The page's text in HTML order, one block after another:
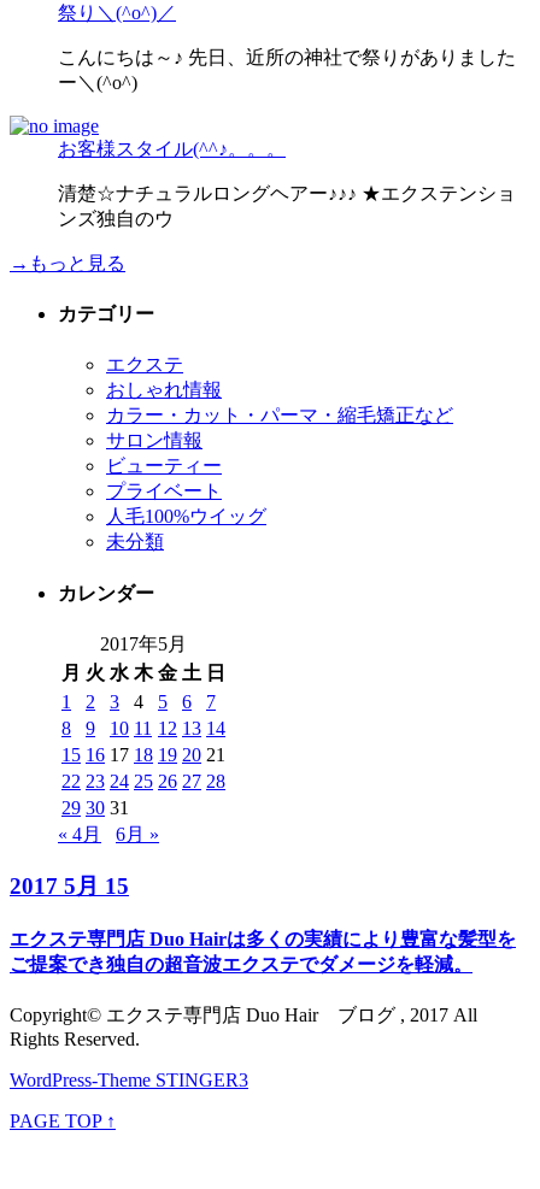
祭り＼(^o^)／
こんにちは～♪ 先日、近所の神社で祭りがありました
ー＼(^o^)
お客様スタイル(^^♪。。。
清楚☆ナチュラルロングヘアー♪♪♪ ★エクステンショ
ンズ独自のウ
→もっと見る
カテゴリー
エクステ
おしゃれ情報
カラー・カット・パーマ・縮毛矯正など
サロン情報
ビューティー
プライベート
人毛100%ウイッグ
未分類
カレンダー
2017年5月
月 火 水 木 金 土 日
1
2 3 4 5 6
7
8
9 10 11 12 13 14
15 16 17 18 19 20 21
22 23 24 25 26 27 28
29 30 31
« 4月
6月 »
2017 5月 15
エクステ専門店 Duo Hairは多くの実績により豊富な髪型を
ご提案でき独自の超音波エクステでダメージを軽減。
Copyright© エクステ専門店 Duo Hair ブログ , 2017 All
Rights Reserved.
WordPress-Theme STINGER3
PAGE TOP ↑